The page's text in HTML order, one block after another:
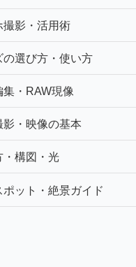
撮影・活用術
の選び方・使い方
集・RAW現像
影・映像の基本
・構図・光
ポット・絶景ガイド